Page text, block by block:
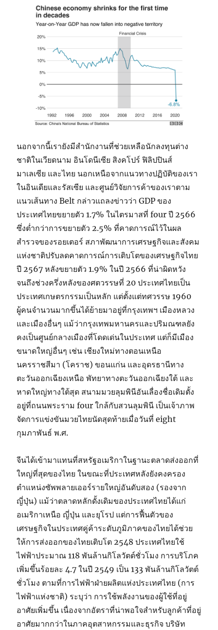
นอกจากนี้เรายังมีสำนักงานที่ช่วยเหลือนักลงทุนต่าง
ชาติในเวียดนาม อินโดนีเซีย สิงคโปร์ ฟิลิปปินส์
มาเลเซีย และไทย นอกเหนือจากแนวทางปฏิบัติของเรา
ในอินเดียและรัสเซีย และศูนย์วิจัยการค้าของเราตาม
แนวเส้นทาง Belt กล่าวแถลงข่าวว่า GDP ของ
ประเทศไทยขยายตัว 1.7% ในไตรมาสที่ four ปี 2566
ซึ่งต่ำกว่าการขยายตัว 2.5% ที่คาดการณ์ไว้ในผล
สำรวจของรอยเตอร์ สภาพัฒนาการเศรษฐกิจและสังคม
แห่งชาติปรับลดคาดการณ์การเติบโตของเศรษฐกิจไทย
ปี 2567 หลังขยายตัว 1.9% ในปี 2566 ที่น่าผิดหวัง
จนถึงช่วงครึ่งหลังของศตวรรษที่ 20 ประเทศไทยเป็น
ประเทศเกษตรกรรมเป็นหลัก แต่ตั้งแต่ทศวรรษ 1960
ผู้คนจำนวนมากขึ้นได้ย้ายมาอยู่ที่กรุงเทพฯ เมืองหลวง
และเมืองอื่นๆ แม้ว่ากรุงเทพมหานครและปริมณฑลยัง
คงเป็นศูนย์กลางเมืองที่โดดเด่นในประเทศ แต่ก็มีเมือง
ขนาดใหญ่อื่นๆ เช่น เชียงใหม่ทางตอนเหนือ
นครราชสีมา (โคราช) ขอนแก่น และอุดรธานีทาง
ตะวันออกเฉียงเหนือ พัทยาทางตะวันออกเฉียงใต้ และ
หาดใหญ่ทางใต้สุด สนามมวยลุมพินีอันเลื่องชื่อเดิมตั้ง
อยู่ที่ถนนพระราม four ใกล้กับสวนลุมพินี เป็นเจ้าภาพ
จัดการแข่งขันมวยไทยนัดสุดท้ายเมื่อวันที่ eight
กุมภาพันธ์ พ.ศ.
จีนได้เข้ามาแทนที่สหรัฐอเมริกาในฐานะตลาดส่งออกที่
ใหญ่ที่สุดของไทย ในขณะที่ประเทศหลังยังคงครอง
ตำแหน่งซัพพลายเออร์รายใหญ่อันดับสอง (รองจาก
ญี่ปุ่น) แม้ว่าตลาดหลักดั้งเดิมของประเทศไทยได้แก่
อเมริกาเหนือ ญี่ปุ่น และยุโรป แต่การฟื้นตัวของ
เศรษฐกิจในประเทศคู่ค้าระดับภูมิภาคของไทยได้ช่วย
ให้การส่งออกของไทยเติบโต 2548 ประเทศไทยใช้
ไฟฟ้าประมาณ 118 พันล้านกิโลวัตต์ชั่วโมง การบริโภค
เพิ่มขึ้นร้อยละ 4.7 ในปี 2549 เป็น 133 พันล้านกิโลวัตต์
ชั่วโมง ตามที่การไฟฟ้าฝ่ายผลิตแห่งประเทศไทย (การ
ไฟฟ้าแห่งชาติ) ระบุว่า การใช้พลังงานของผู้ใช้ที่อยู่
อาศัยเพิ่มขึ้น เนื่องจากอัตราที่น่าพอใจสำหรับลูกค้าที่อยู่
อาศัยมากกว่าในภาคอุตสาหกรรมและธุรกิจ บริษัท